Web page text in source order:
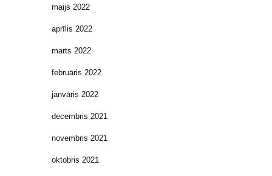
maijs 2022
aprīlis 2022
marts 2022
februāris 2022
janvāris 2022
decembris 2021
novembris 2021
oktobris 2021